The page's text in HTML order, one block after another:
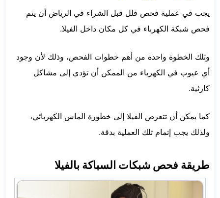
يجب في عملية فحص فلل قبل الشراء في الرياض أن يتم
فحص شبكة الكهرباء في كل مكان داخل الفيلا.
وتلك الخطوة واحدة من أهم خطوات الفحص، وذلك لأن وجود
أي عيوب في الكهرباء من الممكن أن تؤدي إلى مشاكل
كارثية.
كما يمكن أن تتعرض الفيلا إلى خطورة الماس الكهربائي،
ولذلك يجب إتمام تلك العملية بدقة.
طريقة فحص شبكات السباكة بالفيلا